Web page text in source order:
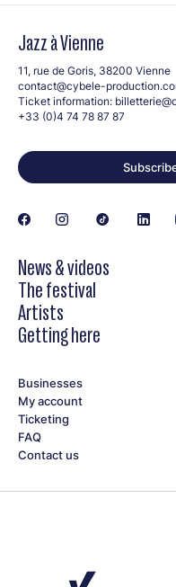
Jazz à Vienne
11, rue de Goris, 38200 Vienne
contact@cybele-
Ticket information:
+33 (0)4 74 78 87 87
News & videos
The festival
Artists
Getting here
Businesses
My account
Ticketing
FAQ
Contact us